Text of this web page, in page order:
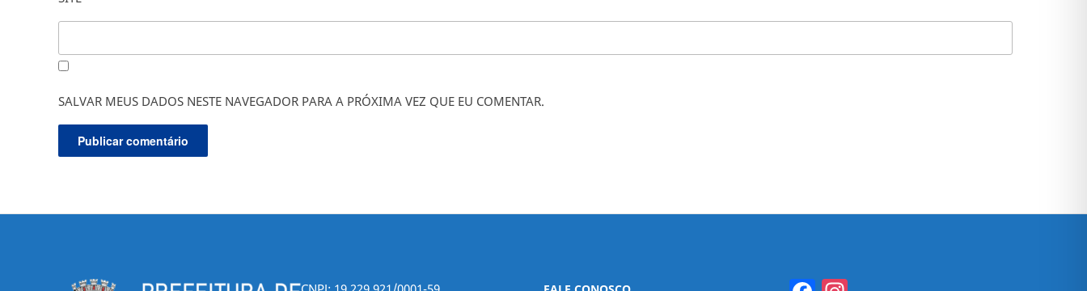
SALVAR MEUS DADOS NESTE NAVEGADOR PARA A PRÓXIMA VEZ QUE EU COMENTAR.